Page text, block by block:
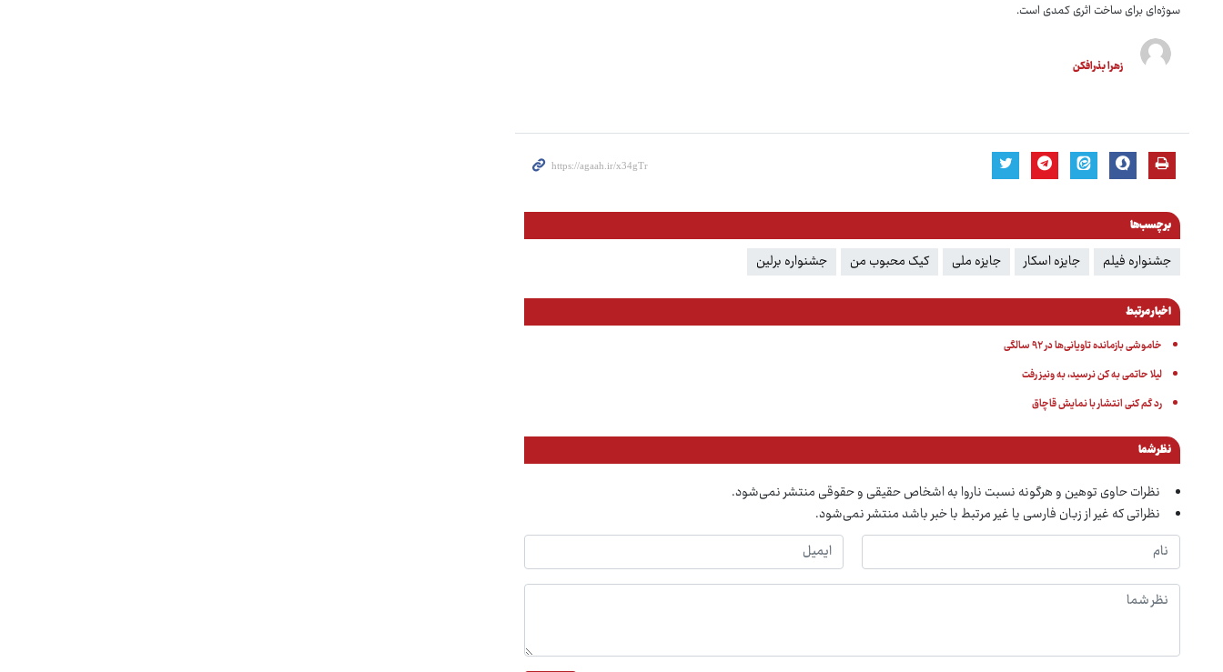
سوژه‌ای برای ساخت اثری کمدی است.
زهرا بذرافکن
برچسب‌ها
جشنواره فیلم جایزه اسکار جایزه ملی کیک محبوب من جشنواره برلین
اخبار مرتبط
خاموشی بازمانده تاویانی‌ها در ۹۲ سالگی
لیلا حاتمی به کن نرسید، به ونیز رفت
رد گم کنی انتشار با نمایش قاچاق
نظر شما
نظرات حاوی توهین و هرگونه نسبت ناروا به اشخاص حقیقی و حقوقی منتشر نمی‌شود.
نظراتی که غیر از زبان فارسی یا غیر مرتبط با خبر باشد منتشر نمی‌شود.